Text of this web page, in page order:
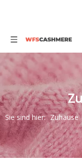
Sie sind hier: Zuhause